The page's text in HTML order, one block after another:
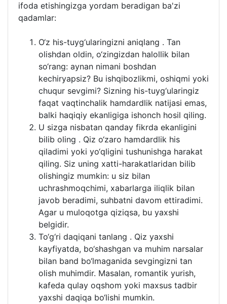
ifoda etishingizga yordam beradigan ba'zi
qadamlar:
O‘z his-tuyg‘ularingizni aniqlang . Tan
olishdan oldin, o‘zingizdan halollik bilan
so‘rang: aynan nimani boshdan
kechiryapsiz? Bu ishqibozlikmi, oshiqmi yoki
chuqur sevgimi? Sizning his-tuyg‘ularingiz
faqat vaqtinchalik hamdardlik natijasi emas,
balki haqiqiy ekanligiga ishonch hosil qiling.
U sizga nisbatan qanday fikrda ekanligini
bilib oling . Qiz o‘zaro hamdardlik his
qiladimi yoki yo‘qligini tushunishga harakat
qiling. Siz uning xatti-harakatlaridan bilib
olishingiz mumkin: u siz bilan
uchrashmoqchimi, xabarlarga iliqlik bilan
javob beradimi, suhbatni davom ettiradimi.
Agar u muloqotga qiziqsa, bu yaxshi
belgidir.
To‘g‘ri daqiqani tanlang . Qiz yaxshi
kayfiyatda, bo‘shashgan va muhim narsalar
bilan band bo‘lmaganida sevgingizni tan
olish muhimdir. Masalan, romantik yurish,
kafeda qulay oqshom yoki maxsus tadbir
yaxshi daqiqa bo‘lishi mumkin.